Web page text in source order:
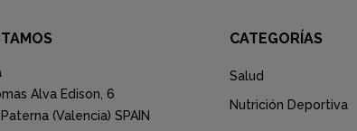
Alva Edison, 6
(Valencia) SPAIN
CATEGORÍAS
Salud
Nutrición Deportiva